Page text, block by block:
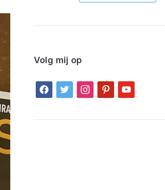
Volg mij op
facebook
twitter instagrampinterestyoutube